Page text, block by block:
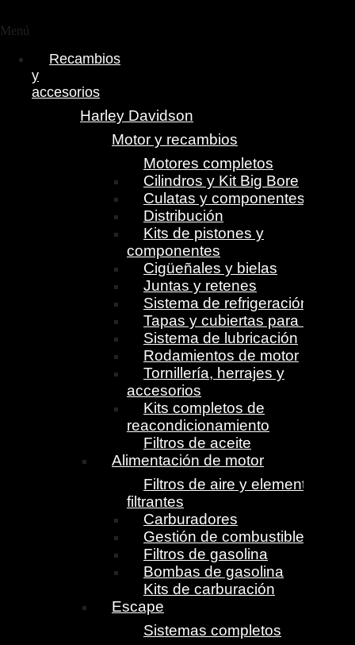
Menú
Recambios
y
accesorios
Harley Davidson
Motor y recambios
Motores completos
Cilindros y Kit Big Bore
Culatas y componentes
Distribución
Kits de pistones y
componentes
Cigüeñales y bielas
Juntas y retenes
Sistema de refrigeración
Tapas y cubiertas para motor
Sistema de lubricación
Rodamientos de motor
Tornillería, herrajes y
accesorios
Kits completos de
reacondicionamiento
Filtros de aceite
Alimentación de motor
Filtros de aire y elementos
filtrantes
Carburadores
Gestión de combustible
Filtros de gasolina
Bombas de gasolina
Kits de carburación
Escape
Sistemas completos